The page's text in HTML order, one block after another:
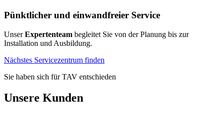
Pünktlicher und einwandfreier Service
UnserExpertenteam begleitet Sie von der Planung bis zur
Installation und Ausbildung.
Nächstes Servicezentrum finden
Sie haben sich für TAV entschieden
Unsere Kunden